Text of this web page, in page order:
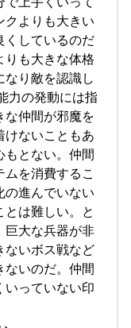
クよりも大きい
くしているのだ
りも大きな体格
なり敵を認識し
力の発動には指
な仲間が邪魔を
けないこともあ
もとない。仲間
を消費するこ
の進んでいない
は難しい。と
巨大な兵器が非
ないボス戦など
ないのだ。仲間
いっていない印